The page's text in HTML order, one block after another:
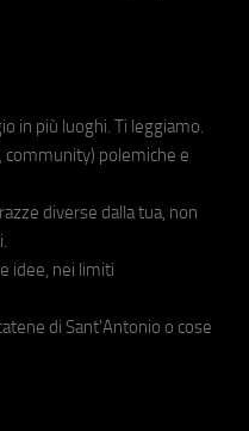
in più luoghi. Ti leggiamo.
community) polemiche e
diverse dalla tua, non
idee, nei limiti
di Sant'Antonio o cose